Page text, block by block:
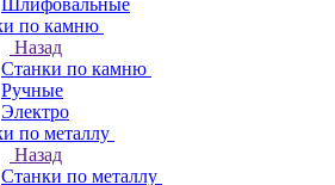
Шлифовальные
по камню
Назад
Станки по камню
Ручные
Электро
по металлу
Назад
Станки по металлу